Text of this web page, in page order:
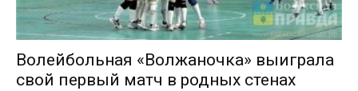
Волейбольная «Волжаночка» выиграла
свой первый матч в родных стенах